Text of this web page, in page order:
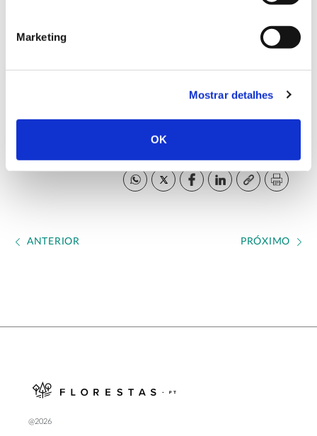
Marketing
Mostrar detalhes
OK
Instituto Superior de Agronomia e a UNAC – União
da Floresta Mediterrânica.
ANTERIOR PRÓXIMO
@2026